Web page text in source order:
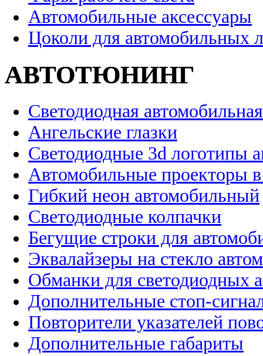
Автомобильные аксессуары
Цоколи для автомобильных
АВТОТЮНИНГ
Светодиодная
Ангельские глазки
Светодиодные 3d логотипы
Автомобильные проекторы
Гибкий неон автомобильный
Светодиодные колпачки
Бегущие строки для
Эквалайзеры на стекло
Обманки для светодиодных
Дополнительные стоп-
Повторители указателей
Дополнительные габариты